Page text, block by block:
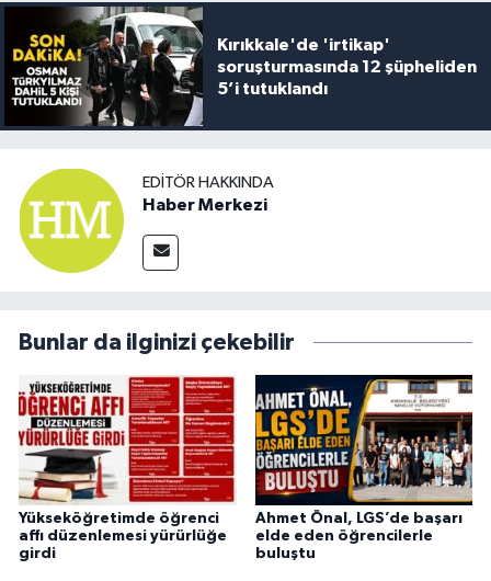
Kırıkkale'de 'irtikap'
soruşturmasında 12 şüpheliden
5’i tutuklandı
EDITÖR HAKKINDA
Haber Merkezi
Bunlar da ilginizi çekebilir
Yükseköğretimde öğrenci
affı düzenlemesi yürürlüğe
girdi
Ahmet Önal, LGS’de başarı
elde eden öğrencilerle
buluştu